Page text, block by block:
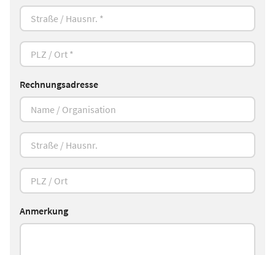
Rechnungsadresse
Anmerkung